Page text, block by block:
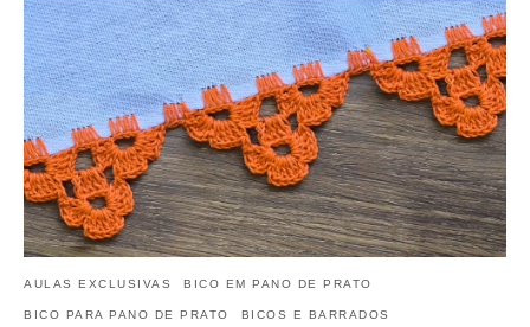
AULAS EXCLUSIVAS BICO EM PANO DE PRATO
BICO PARA PANO DE PRATO BICOS E BARRADOS